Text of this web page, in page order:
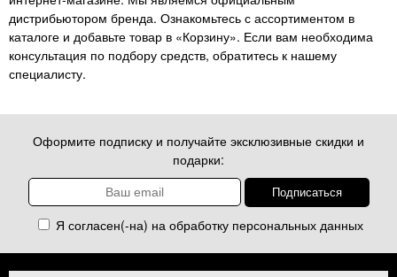
дистрибьютором бренда. Ознакомьтесь с ассортиментом в
каталоге и добавьте товар в «Корзину». Если вам необходима
консультация по подбору средств, обратитесь к нашему
специалисту.
Оформите подписку и получайте эксклюзивные скидки и
подарки:
Я согласен(-на) на обработку персональных данных